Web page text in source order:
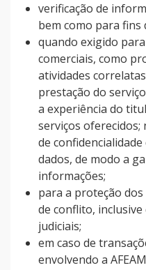
verificação de
bem como para fins
quando exigido
comerciais, como
atividades
prestação do
a experiência do
serviços oferecidos;
de
dados, de modo a
informações;
para a proteção dos
de conflito, inclusive
judiciais;
em caso de
envolvendo a